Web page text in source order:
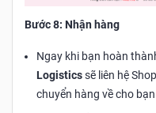
Bước 8: Nhận hàng
Ngay khi bạn hoàn
Logisticssẽ liên hệ
chuyển hàng về cho